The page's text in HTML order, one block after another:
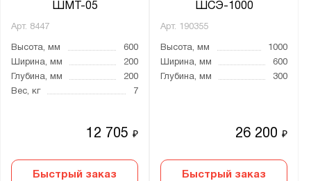
ШМТ-05
Арт. 8447
Высота, мм
600
Ширина, мм
200
Глубина, мм
200
Вес, кг
7
12 705₽
Быстрый заказ
ШСЭ-1000
Арт. 190355
Высота, мм
1000
Ширина, мм
600
Глубина, мм
300
26 200₽
Быстрый заказ
SMART
АМ
Гарант
КР